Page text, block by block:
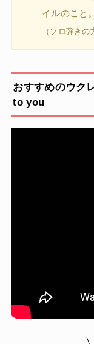
イルのこと。
（ソロ弾き
おすすめのウク
to you